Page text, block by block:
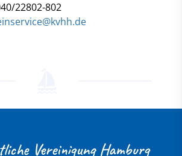
22802-802
Vereinigung Hamburg